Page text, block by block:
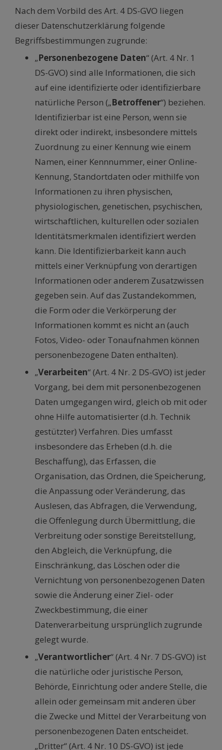
Nach dem Vorbild des Art. 4 DS-GVO liegen
dieser Datenschutzerklärung folgende
Begriffsbestimmungen zugrunde:
„Personenbezogene Daten“ (Art. 4 Nr. 1
DS-GVO) sind alle Informationen, die sich
auf eine identifizierte oder identifizierbare
natürliche Person („Betroffener“) beziehen.
Identifizierbar ist eine Person, wenn sie
direkt oder indirekt, insbesondere mittels
Zuordnung zu einer Kennung wie einem
Namen, einer Kennnummer, einer Online-
Kennung, Standortdaten oder mithilfe von
Informationen zu ihren physischen,
physiologischen, genetischen, psychischen,
wirtschaftlichen, kulturellen oder sozialen
Identitätsmerkmalen identifiziert werden
kann. Die Identifizierbarkeit kann auch
mittels einer Verknüpfung von derartigen
Informationen oder anderem Zusatzwissen
gegeben sein. Auf das Zustandekommen,
die Form oder die Verkörperung der
Informationen kommt es nicht an (auch
Fotos, Video- oder Tonaufnahmen können
personenbezogene Daten enthalten).
„Verarbeiten“ (Art. 4 Nr. 2 DS-GVO) ist jeder
Vorgang, bei dem mit personenbezogenen
Daten umgegangen wird, gleich ob mit oder
ohne Hilfe automatisierter (d.h. Technik
gestützter) Verfahren. Dies umfasst
insbesondere das Erheben (d.h. die
Beschaffung), das Erfassen, die
Organisation, das Ordnen, die Speicherung,
die Anpassung oder Veränderung, das
Auslesen, das Abfragen, die Verwendung,
die Offenlegung durch Übermittlung, die
Verbreitung oder sonstige Bereitstellung,
den Abgleich, die Verknüpfung, die
Einschränkung, das Löschen oder die
Vernichtung von personenbezogenen Daten
sowie die Änderung einer Ziel- oder
Zweckbestimmung, die einer
Datenverarbeitung ursprünglich zugrunde
gelegt wurde.
„Verantwortlicher“ (Art. 4 Nr. 7 DS-GVO) ist
die natürliche oder juristische Person,
Behörde, Einrichtung oder andere Stelle, die
allein oder gemeinsam mit anderen über
die Zwecke und Mittel der Verarbeitung von
personenbezogenen Daten entscheidet.
„Dritter“ (Art. 4 Nr. 10 DS-GVO) ist jede